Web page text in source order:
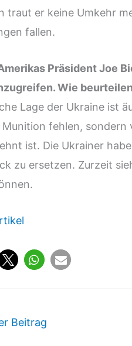
traut er keine Umkehr
fallen.
Präsident Joe
Wie
Lage der Ukraine ist
fehlen, sondern
ist. Die Ukrainer
zu ersetzen. Zurzeit
Beitrag